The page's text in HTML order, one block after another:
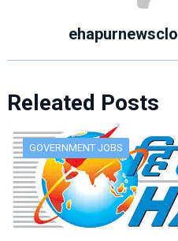
Releated Posts
GOVERNMENT JOBS